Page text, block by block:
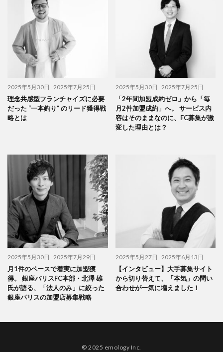
2025年5月30日 2025年7月25日
理念共感型フランチャイズに必要
だった “一本釣り” のリード獲得戦
略とは
2025年5月30日 2025年7月25日
「2年間加盟成約ゼロ」から「毎
月2件加盟成約」へ。 サービス内
容はそのままなのに、FC募集が激
変した理由とは？
2025年5月30日 2025年7月29日
月1件のペースで着実に加盟獲
得。 銀座パリスFC本部・北澤 雄
氏が語る、「法人のみ」に絞った
銀座パリスの加盟店募集戦略
2025年5月27日 2025年6月13日
【インタビュー】大手募集サイト
から切り替えて、「本気」の問い
合わせが一気に増えました！
© 2025 emology Inc.